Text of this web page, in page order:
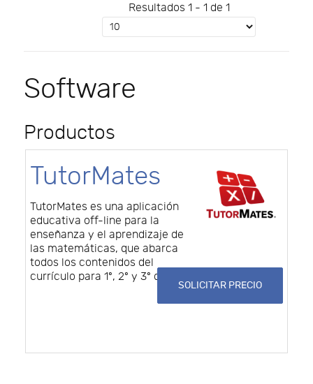
Resultados 1 - 1 de 1
Software
Productos
TutorMates
TutorMates es una aplicación
educativa off-line para la
enseñanza y el aprendizaje de
las matemáticas, que abarca
todos los contenidos del
currículo para 1º, 2º y 3º de ESO.
SOLICITAR PRECIO